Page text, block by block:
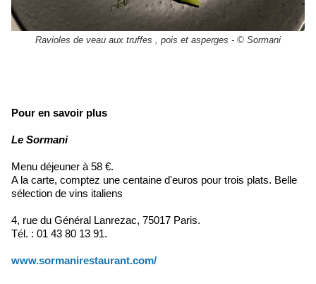
Ravioles de veau aux truffes , pois et asperges - © Sormani
Pour en savoir plus
Le Sormani
Menu déjeuner à 58 €.
A la carte, comptez une centaine d'euros pour trois plats. Belle
sélection de vins italiens
4, rue du Général Lanrezac, 75017 Paris.
Tél. : 01 43 80 13 91.
www.sormanirestaurant.com/